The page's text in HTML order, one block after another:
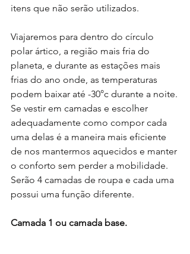
itens que não serão utilizados.
Viajaremos para dentro do círculo
polar ártico, a região mais fria do
planeta, e durante as estações mais
frias do ano onde, as temperaturas
podem baixar até -30°c durante a noite.
Se vestir em camadas e escolher
adequadamente como compor cada
uma delas é a maneira mais eficiente
de nos mantermos aquecidos e manter
o conforto sem perder a mobilidade.
Serão 4 camadas de roupa e cada uma
possui uma função diferente.
Camada 1 ou camada base.